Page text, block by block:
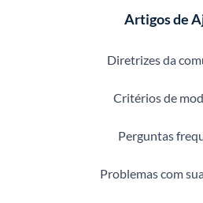
Artigos de
Diretrizes da
Critérios de
Perguntas
Problemas com